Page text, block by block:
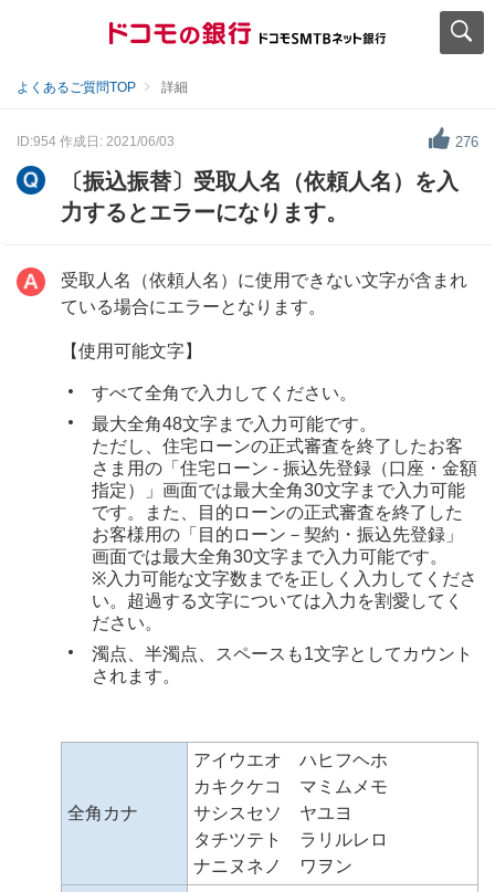
よくあるご質問TOP 詳細
ID:954 作成日: 2021/06/03 276
〔振込振替〕受取人名（依頼人名）を入
力するとエラーになります。
受取人名（依頼人名）に使用できない文字が含まれ
ている場合にエラーとなります。
【使用可能文字】
すべて全角で入力してください。
最大全角48文字まで入力可能です。
ただし、住宅ローンの正式審査を終了したお客
さま用の「住宅ローン - 振込先登録（口座・金額
指定）」画面では最大全角30文字まで入力可能
です。また、目的ローンの正式審査を終了した
お客様用の「目的ローン－契約・振込先登録」
画面では最大全角30文字まで入力可能です。
※入力可能な文字数までを正しく入力してくださ
い。超過する文字については入力を割愛してく
ださい。
濁点、半濁点、スペースも1文字としてカウント
されます。
全角カナ
アイウエオ ハヒフヘホ
カキクケコ マミムメモ
サシスセソ ヤユヨ
タチツテト ラリルレロ
ナニヌネノ ワヲン